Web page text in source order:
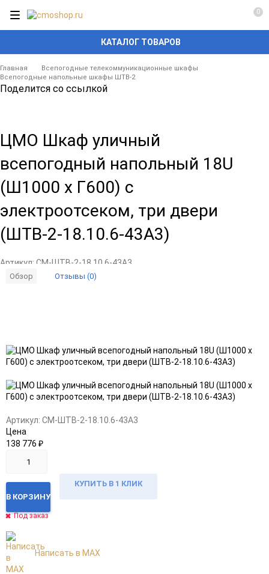
КАТАЛОГ ТОВАРОВ
0
Главная
Всепогодные телекоммуникационные шкафы
Всепогодные напольные шкафы ШТВ-2
Поделится со ссылкой
ЦМО Шкаф уличный
всепогодный напольный 18U
(Ш1000 х Г600) с
электроотсеком, три двери
(ШТВ-2-18.10.6-43А3)
Артикул: CM-ШТВ-2-18.10.6-43А3
Обзор Отзывы (0)
в
избранное
к
сравнению
Артикул: CM-ШТВ-2-18.10.6-43А3
Цена
138 776 ₽
В КОРЗИНУ
КУПИТЬ В 1 КЛИК
Под заказ
Написать в MAX